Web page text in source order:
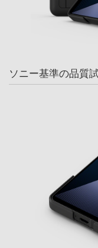
ソニー基準の品質